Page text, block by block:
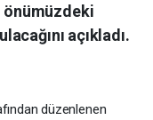
önümüzdeki
açıkladı.
düzenlenen